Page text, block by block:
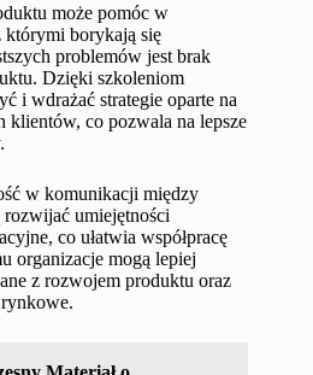
może pomóc w
borykają się
problemów jest brak
Dzięki szkoleniom
i wdrażać strategie oparte na
klientów, co pozwala na lepsze
w komunikacji między
rozwijać umiejętności
co ułatwia współpracę
organizacje mogą lepiej
z rozwojem produktu oraz